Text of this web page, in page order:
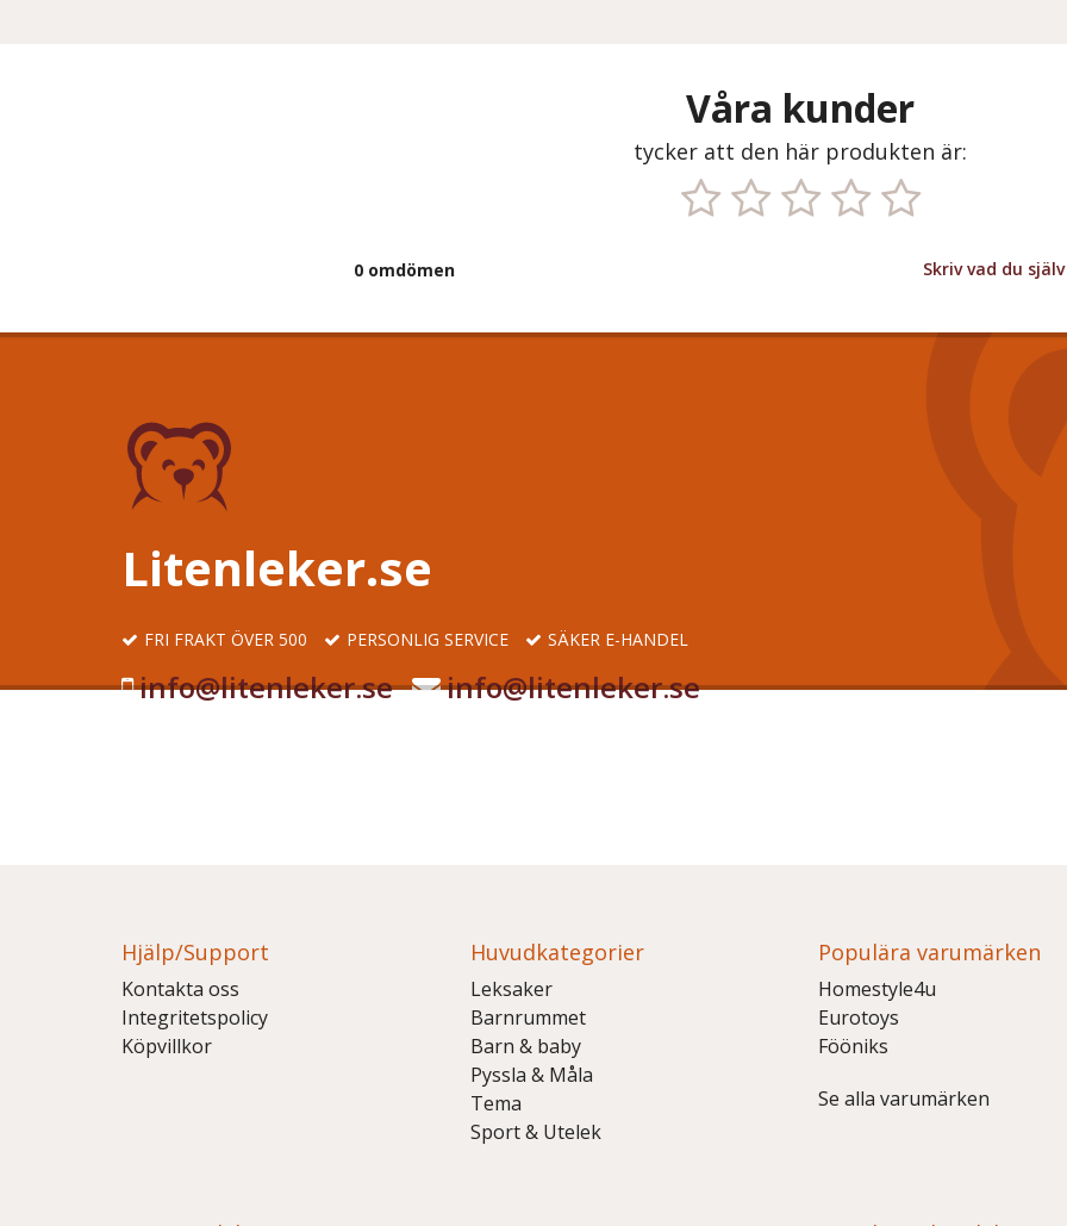
Våra kunder
tycker att den här produkten är:
0 omdömen Skriv vad du
Litenleker.se
FRI FRAKT ÖVER 500 PERSONLIG SERVICE SÄKER E-HANDEL
info@litenleker.se info@litenleker.se
Hjälp/Support
Kontakta oss
Integritetspolicy
Köpvillkor
Huvudkategorier
Leksaker
Barnrummet
Barn & baby
Pyssla & Måla
Tema
Sport & Utelek
Populära varumärken
Homestyle4u
Eurotoys
Fööniks
Se alla varumärken